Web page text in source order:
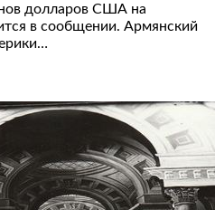
долларов США на
в сообщении. Армянский